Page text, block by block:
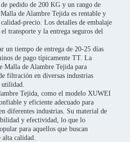
pedido de 200 KG y un rango de
de Alambre Tejida es rentable y
precio. Los detalles de embalaje
transporte y la entrega seguros del
un tiempo de entrega de 20-25 días
de pago típicamente TT. La
Malla de Alambre Tejida para
filtración en diversas industrias
Tejida, como el modelo XUWEI
y eficiente adecuado para
diferentes industrias. Su material de
y efectividad, lo que lo
para aquellos que buscan
calidad.